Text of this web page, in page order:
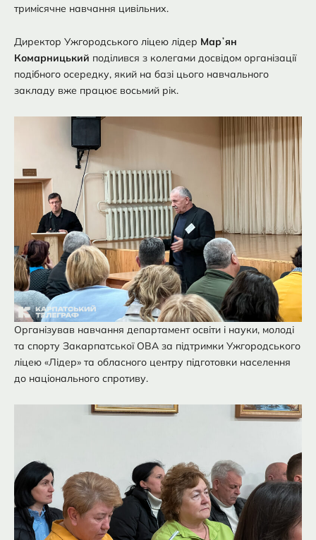
тримісячне навчання цивільних.
Директор Ужгородського ліцею лідер Марʼян
Комарницький поділився з колегами досвідом організації
подібного осередку, який на базі цього навчального
закладу вже працює восьмий рік.
Організував навчання департамент освіти і науки, молоді
та спорту Закарпатської ОВА за підтримки Ужгородського
ліцею «Лідер» та обласного центру підготовки населення
до національного спротиву.